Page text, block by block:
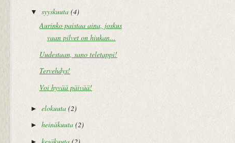
▼ syyskuuta (4)
Aurinko paistaa aina, joskus
vaan pilvet on hiukan...
Uudestaan, sano teletappi!
Tervehdys!
Voi hyvää päivää!
► elokuuta (2)
► heinäkuuta (2)
► kesäkuuta (2)